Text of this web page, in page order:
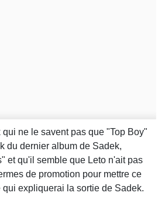
ne le savent pas que "Top Boy"
du dernier album de Sadek,
et qu'il semble que Leto n'ait pas
de promotion pour mettre ce
qui expliquerai la sortie de Sadek.